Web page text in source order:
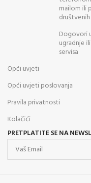
mailom ili
Dogovori
ugradnje ili
servisa
Opći uvjeti
Opći uvjeti poslovanja
Pravila privatnosti
Kolačići
PRETPLATITE SE NA